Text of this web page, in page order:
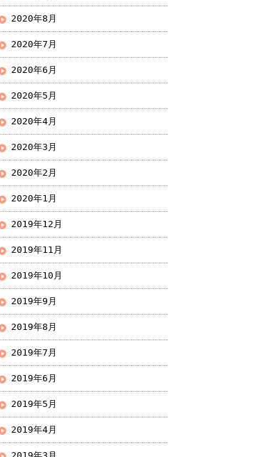
2020年8月
2020年7月
2020年6月
2020年5月
2020年4月
2020年3月
2020年2月
2020年1月
2019年12月
2019年11月
2019年10月
2019年9月
2019年8月
2019年7月
2019年6月
2019年5月
2019年4月